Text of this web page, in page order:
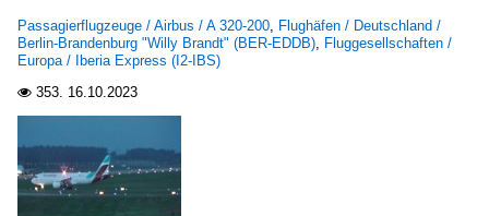
Passagierflugzeuge / Airbus / A 320-200, Flughäfen / Deutschland /
Berlin-Brandenburg "Willy Brandt" (BER-EDDB), Fluggesellschaften /
Europa / Iberia Express (I2-IBS)
 353. 16.10.2023